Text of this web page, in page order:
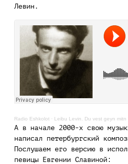
Левин.
Radio Eshkolot · Leibu Levin. Du vest geyn mitn
А в начале 2000-х свою
написал петербургский
Послушаем его версию в
певицы Евгении Славиной: